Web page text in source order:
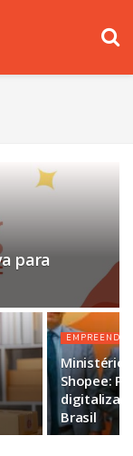
para
Ministério
Shopee:
Brasil